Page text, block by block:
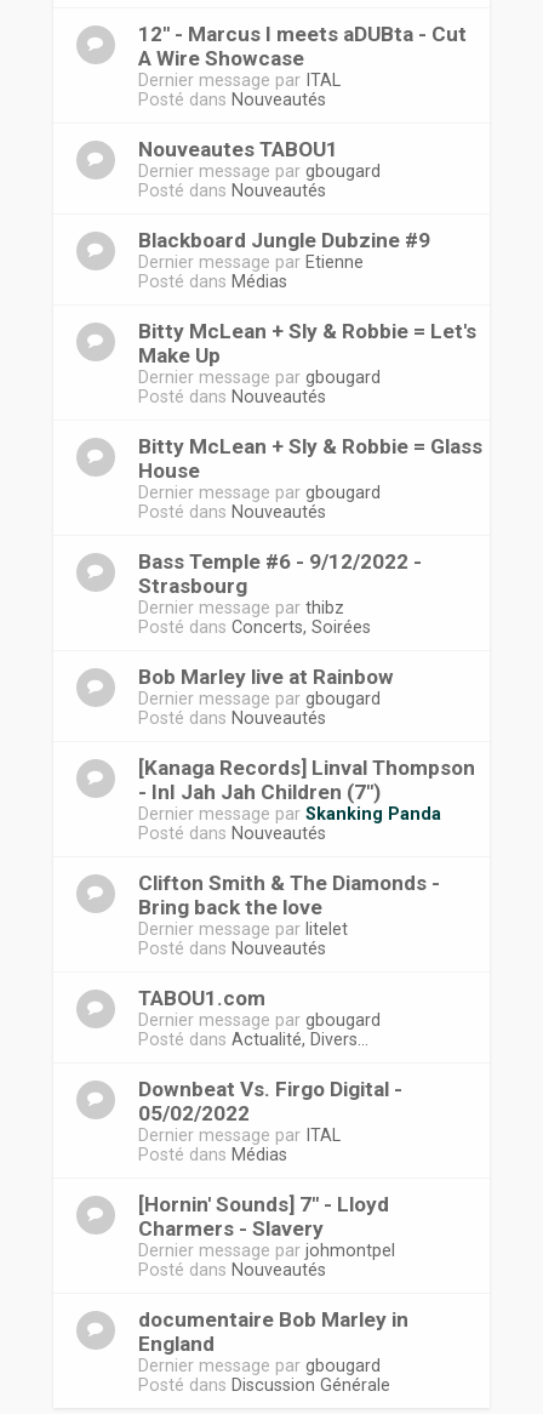
12'' - Marcus I meets aDUBta - Cut
A Wire Showcase
Dernier message par ITAL
Posté dans Nouveautés
Nouveautes TABOU1
Dernier message par gbougard
Posté dans Nouveautés
Blackboard Jungle Dubzine #9
Dernier message par Etienne
Posté dans Médias
Bitty McLean + Sly & Robbie = Let's
Make Up
Dernier message par gbougard
Posté dans Nouveautés
Bitty McLean + Sly & Robbie = Glass
House
Dernier message par gbougard
Posté dans Nouveautés
Bass Temple #6 - 9/12/2022 -
Strasbourg
Dernier message par thibz
Posté dans Concerts, Soirées
Bob Marley live at Rainbow
Dernier message par gbougard
Posté dans Nouveautés
[Kanaga Records] Linval Thompson
- InI Jah Jah Children (7")
Dernier message par Skanking Panda
Posté dans Nouveautés
Clifton Smith & The Diamonds -
Bring back the love
Dernier message par litelet
Posté dans Nouveautés
TABOU1.com
Dernier message par gbougard
Posté dans Actualité, Divers...
Downbeat Vs. Firgo Digital -
05/02/2022
Dernier message par ITAL
Posté dans Médias
[Hornin' Sounds] 7" - Lloyd
Charmers - Slavery
Dernier message par johmontpel
Posté dans Nouveautés
documentaire Bob Marley in
England
Dernier message par gbougard
Posté dans Discussion Générale